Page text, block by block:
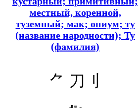
местный, коренной,
туземный; мак; опиум; ту
(название народности); Ту
(фамилия)
⺈ 刀刂